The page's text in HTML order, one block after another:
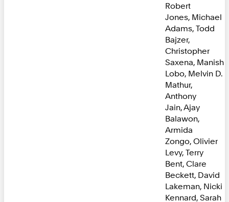
Robert
Jones, Michael
Adams, Todd
Bajzer,
Christopher
Saxena, Manish
Lobo, Melvin D.
Mathur,
Anthony
Jain, Ajay
Balawon,
Armida
Zongo, Olivier
Levy, Terry
Bent, Clare
Beckett, David
Lakeman, Nicki
Kennard, Sarah